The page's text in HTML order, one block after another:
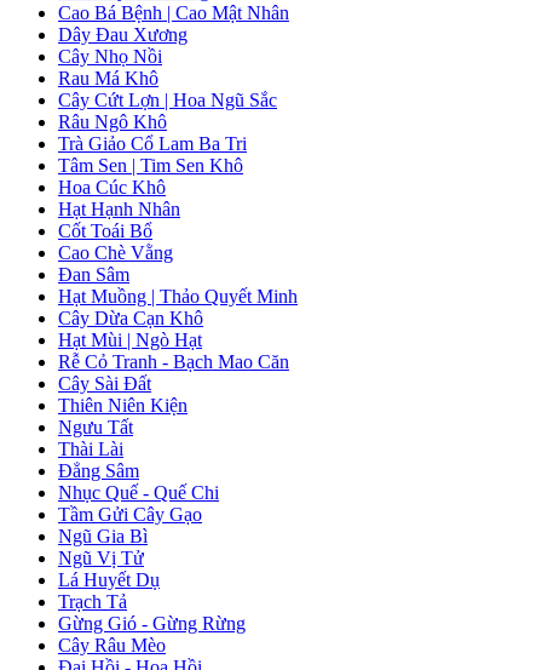
Cao Bá Bệnh | Cao Mật Nhân
Dây Đau Xương
Cây Nhọ Nồi
Rau Má Khô
Cây Cứt Lợn | Hoa Ngũ Sắc
Râu Ngô Khô
Trà Giảo Cổ Lam Ba Tri
Tâm Sen | Tim Sen Khô
Hoa Cúc Khô
Hạt Hạnh Nhân
Cốt Toái Bổ
Cao Chè Vằng
Đan Sâm
Hạt Muồng | Thảo Quyết Minh
Cây Dừa Cạn Khô
Hạt Mùi | Ngò Hạt
Rễ Cỏ Tranh - Bạch Mao Căn
Cây Sài Đất
Thiên Niên Kiện
Ngưu Tất
Thài Lài
Đẳng Sâm
Nhục Quế - Quế Chi
Tầm Gửi Cây Gạo
Ngũ Gia Bì
Ngũ Vị Tử
Lá Huyết Dụ
Trạch Tả
Gừng Gió - Gừng Rừng
Cây Râu Mèo